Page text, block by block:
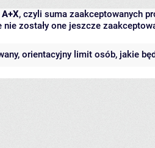
, czyli suma zaakceptowanych
zostały one jeszcze
orientacyjny limit osób, jakie